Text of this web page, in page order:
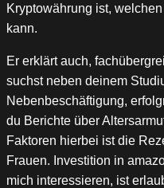
Kryptowährung ist,
kann.
Er erklärt auch,
suchst neben deinem
Nebenbeschäftigung,
du Berichte über
Faktoren hierbei ist die
Frauen. Investition in
mich interessieren, ist